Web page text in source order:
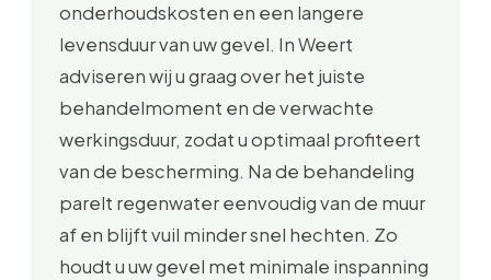
onderhoudskosten en een langere
levensduur van uw gevel. In Weert
adviseren wij u graag over het juiste
behandelmoment en de verwachte
werkingsduur, zodat u optimaal profiteert
van de bescherming. Na de behandeling
parelt regenwater eenvoudig van de muur
af en blijft vuil minder snel hechten. Zo
houdt u uw gevel met minimale inspanning